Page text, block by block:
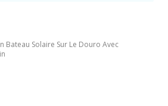
Bateau Solaire Sur Le Douro Avec